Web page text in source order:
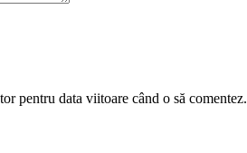
pentru data viitoare când o să comentez.